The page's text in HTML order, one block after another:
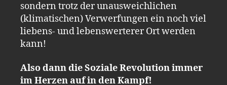
sondern trotz der unausweichlichen
(klimatischen) Verwerfungen ein noch viel
liebens- und lebenswerterer Ort werden
kann!
Also dann die Soziale Revolution immer
im Herzen auf in den Kampf!